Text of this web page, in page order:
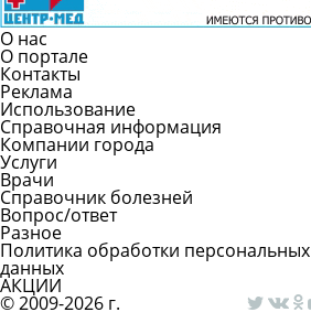
О нас
О портале
Контакты
Реклама
Использование
Справочная информация
Компании города
Услуги
Врачи
Справочник болезней
Вопрос/ответ
Разное
Политика обработки персональных
данных
АКЦИИ
© 2009-2026 г.